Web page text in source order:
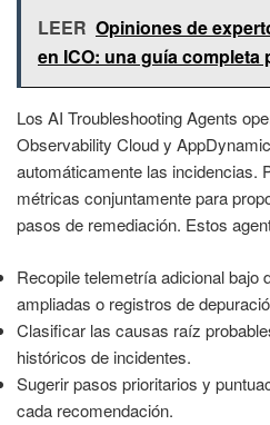
LEER Opiniones de
en ICO: una guía completa
Los AI Troubleshooting Agents
Observability Cloud y
automáticamente las incidencias.
métricas conjuntamente para
pasos de remediación. Estos
Recopile telemetría adicional bajo
ampliadas o registros de
Clasificar las causas raíz
históricos de incidentes.
Sugerir pasos prioritarios y
cada recomendación.